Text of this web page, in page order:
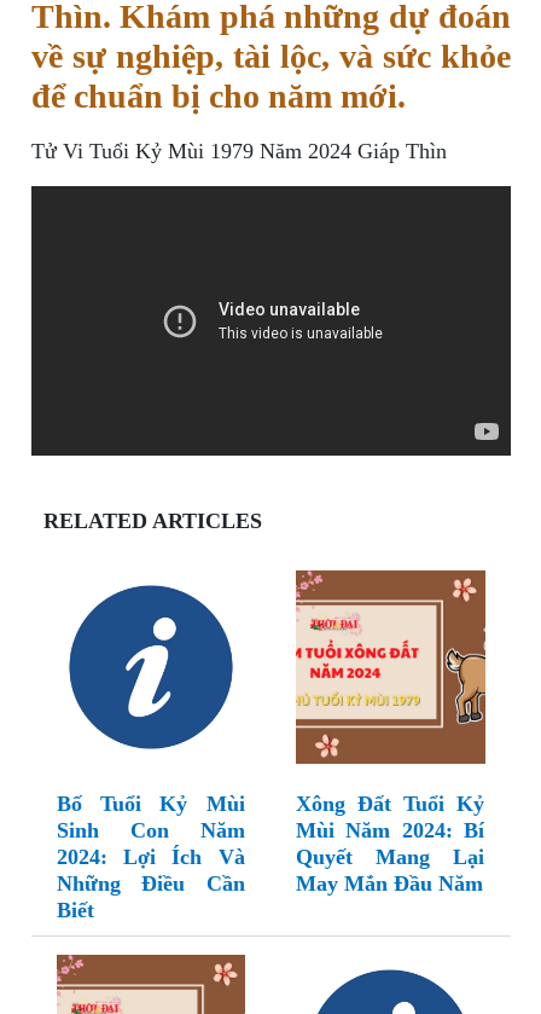
Thìn. Khám phá những dự đoán
về sự nghiệp, tài lộc, và sức khỏe
để chuẩn bị cho năm mới.
Tử Vi Tuổi Kỷ Mùi 1979 Năm 2024 Giáp Thìn
RELATED ARTICLES
Bố Tuổi Kỷ Mùi
Sinh Con Năm
2024: Lợi Ích Và
Những Điều Cần
Biết
Xông Đất Tuổi Kỷ
Mùi Năm 2024: Bí
Quyết Mang Lại
May Mắn Đầu Năm